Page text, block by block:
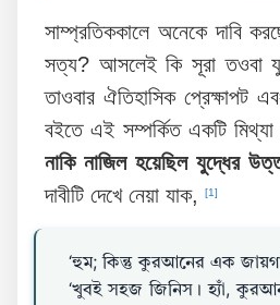
সাম্প্রতিককালে অনেকে দাবি
সত্য? আসলেই কি সূরা তওবা
তাওবার ঐতিহাসিক প্রেক্ষাপট
বইতে এই সম্পর্কিত একটি
নাকি নাজিল হয়েছিল যুদ্ধের
দাবীটি দেখে নেয়া যাক,
[1]
‘হুম; কিন্তু কুরআনের এক
‘খুবই সহজ জিনিস। হ্যাঁ,